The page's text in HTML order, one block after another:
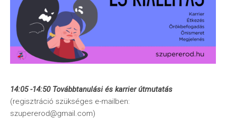
14:05 -14:50 Továbbtanulási és karrier útmutatás
(regisztráció szükséges e-mailben:
szupererod@gmail.com)